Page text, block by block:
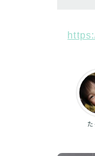
た